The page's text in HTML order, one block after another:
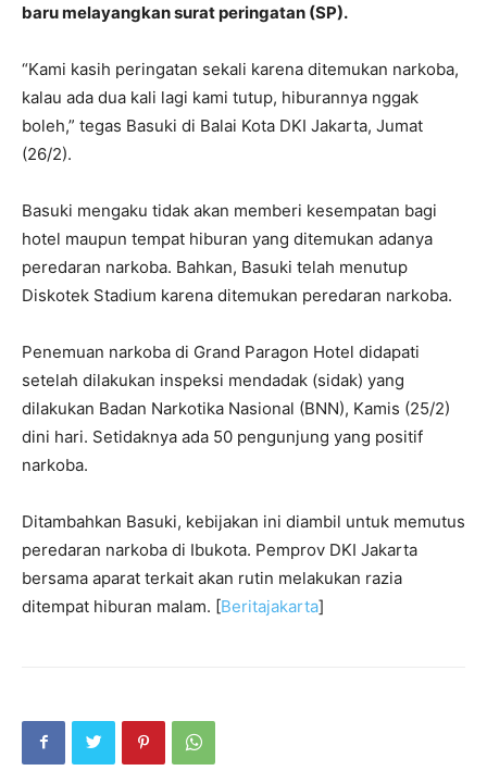
baru melayangkan surat peringatan (SP).
“Kami kasih peringatan sekali karena ditemukan narkoba,
kalau ada dua kali lagi kami tutup, hiburannya nggak
boleh,” tegas Basuki di Balai Kota DKI Jakarta, Jumat
(26/2).
Basuki mengaku tidak akan memberi kesempatan bagi
hotel maupun tempat hiburan yang ditemukan adanya
peredaran narkoba. Bahkan, Basuki telah menutup
Diskotek Stadium karena ditemukan peredaran narkoba.
Penemuan narkoba di Grand Paragon Hotel didapati
setelah dilakukan inspeksi mendadak (sidak) yang
dilakukan Badan Narkotika Nasional (BNN), Kamis (25/2)
dini hari. Setidaknya ada 50 pengunjung yang positif
narkoba.
Ditambahkan Basuki, kebijakan ini diambil untuk memutus
peredaran narkoba di Ibukota. Pemprov DKI Jakarta
bersama aparat terkait akan rutin melakukan razia
ditempat hiburan malam. [Beritajakarta]